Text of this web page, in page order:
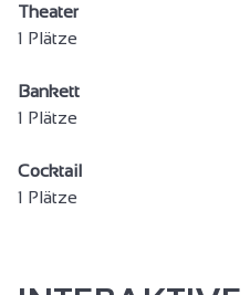
Theater
1 Plätze
Bankett
1 Plätze
Cocktail
1 Plätze